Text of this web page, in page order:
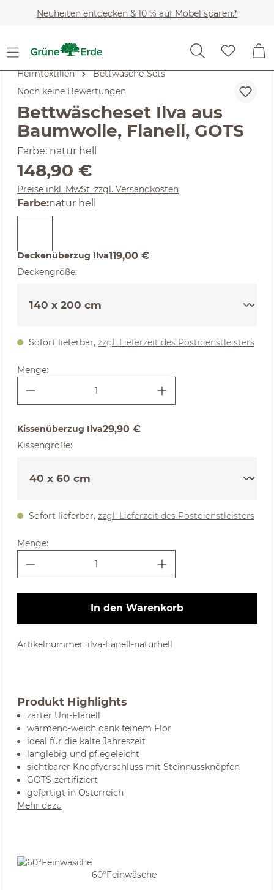
Zum Hauptinhalt springen
Neuheiten entdecken & 10 % auf Möbel sparen.*
Heimtextilien
Bettwäsche-Sets
Noch keine Bewertungen
Bettwäscheset Ilva aus
Baumwolle, Flanell, GOTS
Farbe: natur hell
Regulärer Preis:
148,90 €
Preise inkl. MwSt. zzgl. Versandkosten
Farbeauswählen
:natur hell
Deckenüberzug Ilva119,00 €
Deckengrößeauswählen
:
Sofort lieferbar, zzgl. Lieferzeit des Postdienstleisters
Menge:
Kissenüberzug Ilva29,90 €
Kissengrößeauswählen
:
Sofort lieferbar, zzgl. Lieferzeit des Postdienstleisters
Menge:
In den Warenkorb
Artikelnummer: ilva-flanell-naturhell
Produkt Highlights
zarter Uni-Flanell
wärmend-weich dank feinem Flor
ideal für die kalte Jahreszeit
langlebig und pflegeleicht
sichtbarer Knopfverschluss mit Steinnussknöpfen
GOTS-zertifiziert
gefertigt in Österreich
Mehr dazu
60°Feinwäsche